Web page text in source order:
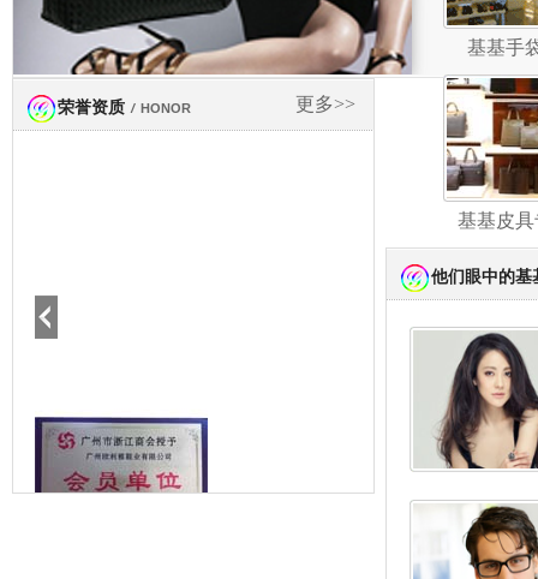
基基手
基基皮
更多>>
荣誉资质 / HONOR
他们眼中的基